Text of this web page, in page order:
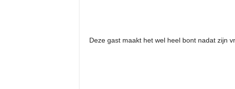
Deze gast maakt het wel heel bont nadat zijn